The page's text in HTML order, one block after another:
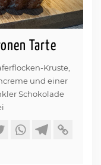
Tarte
Kruste,
und einer
Schokolade